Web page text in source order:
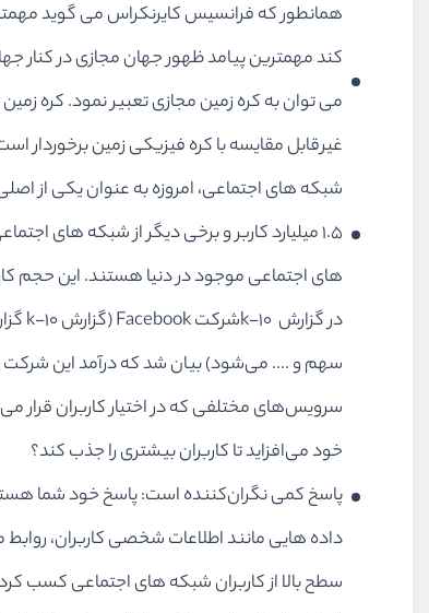
همانطور که فرانسیس کایرنکراس می گوید
کند مهمترین پیامد ظهور جهان مجازی در
می توان به کره زمین مجازی تعبیر نمود. کره
غیرقابل مقایسه با کره فیزیکی زمین برخوردار
های اجتماعی موجود در دنیا هستند. این حجم
سرویس‌های مختلفی که در اختیار کاربران
خود می‌افزاید تا کاربران بیشتری را جذب کند؟
داده هایی مانند اطلاعات شخصی کاربران،